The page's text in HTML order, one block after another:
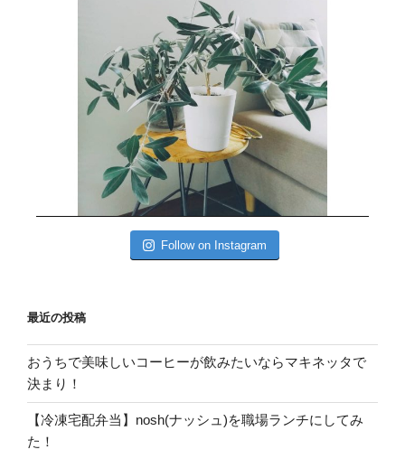
Follow on Instagram
最近の投稿
おうちで美味しいコーヒーが飲みたいならマキネッタで
決まり！
【冷凍宅配弁当】nosh(ナッシュ)を職場ランチにしてみ
た！